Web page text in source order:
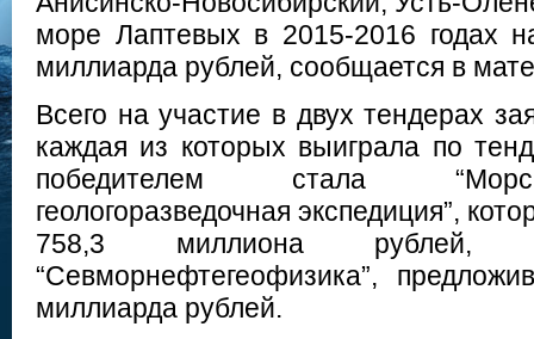
море Лаптевых в 2015-2016 годах
миллиарда рублей, сообщается в
Всего на участие в двух тендерах
каждая из которых выиграла по
победителем стала
геологоразведочная экспедиция”,
758,3 миллиона
“Севморнефтегеофизика”,
миллиарда рублей.